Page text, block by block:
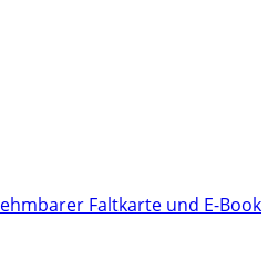
Faltkarte und E-Book